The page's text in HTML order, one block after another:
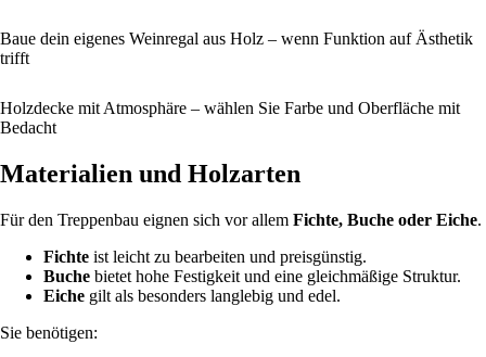
Baue dein eigenes Weinregal aus Holz – wenn Funktion auf Ästhetik
trifft
Holzdecke mit Atmosphäre – wählen Sie Farbe und Oberfläche mit
Bedacht
Materialien und Holzarten
Für den Treppenbau eignen sich vor allem Fichte, Buche oder Eiche.
Fichte ist leicht zu bearbeiten und preisgünstig.
Buche bietet hohe Festigkeit und eine gleichmäßige Struktur.
Eiche gilt als besonders langlebig und edel.
Sie benötigen: